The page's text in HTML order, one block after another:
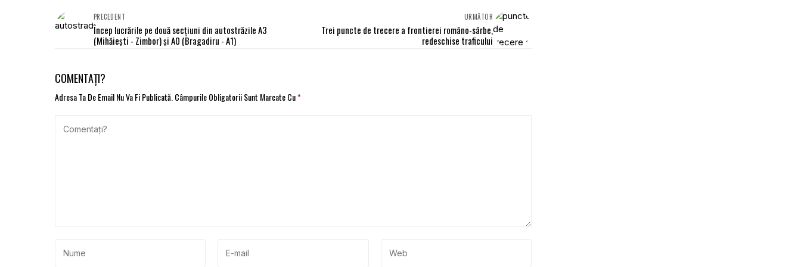
PRECEDENT
Încep lucrările pe două secțiuni din autostrăzile A3
(Mihăieşti - Zimbor) și A0 (Bragadiru - A1)
URMĂTOR
Trei puncte de trecere a frontierei româno-sârbe,
redeschise traficului
COMENTAȚI?
Adresa Ta De Email Nu Va Fi Publicată. Câmpurile Obligatorii Sunt Marcate Cu*